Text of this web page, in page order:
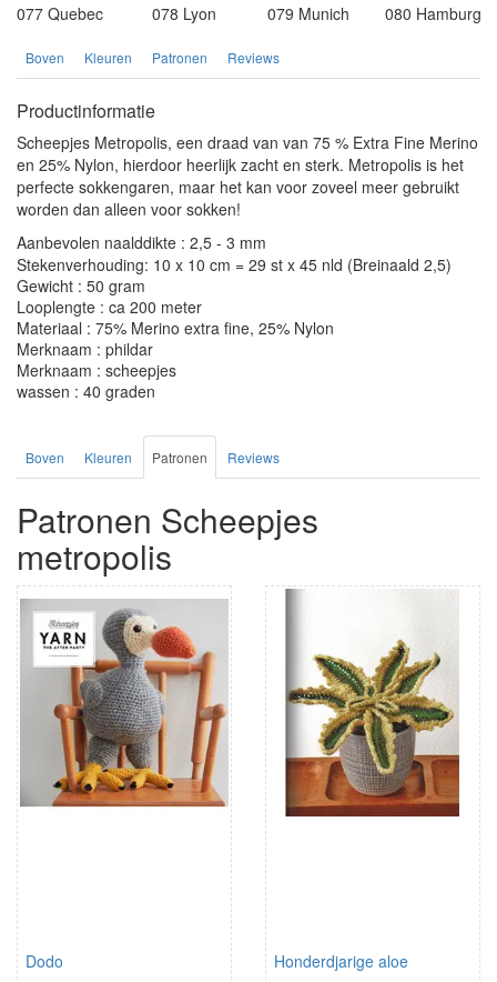
077 Quebec 078 Lyon 079 Munich 080 Hamburg
Boven Kleuren Patronen Reviews
Productinformatie
Scheepjes Metropolis, een draad van van 75 % Extra Fine Merino
en 25% Nylon, hierdoor heerlijk zacht en sterk. Metropolis is het
perfecte sokkengaren, maar het kan voor zoveel meer gebruikt
worden dan alleen voor sokken!
Aanbevolen naalddikte : 2,5 - 3 mm
Stekenverhouding: 10 x 10 cm = 29 st x 45 nld (Breinaald 2,5)
Gewicht : 50 gram
Looplengte : ca 200 meter
Materiaal : 75% Merino extra fine, 25% Nylon
Merknaam : phildar
Merknaam : scheepjes
wassen : 40 graden
Boven Kleuren Patronen Reviews
Patronen Scheepjes
metropolis
Dodo Honderdjarige aloe